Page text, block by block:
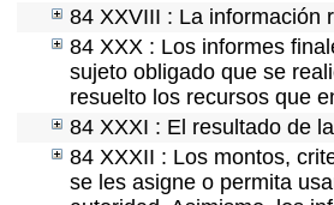
84 XXVIII : La información
84 XXX : Los informes
sujeto obligado que se
resuelto los recursos que
84 XXXI : El resultado de
84 XXXII : Los montos,
se les asigne o permita